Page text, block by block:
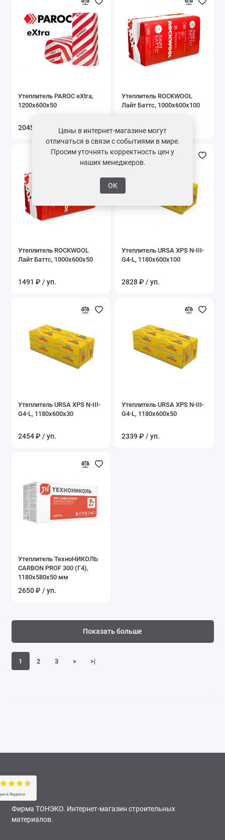
Утеплитель PAROC eXtra,
1200x600x50
2045 ₽ / уп.
Утеплитель ROCKWOOL
Лайт Баттс, 1000x600x100
1491 ₽ / уп.
Утеплитель ROCKWOOL
Лайт Баттс, 1000x600x50
1491 ₽ / уп.
Утеплитель URSA XPS N-III-
G4-L, 1180x600x100
2828 ₽ / уп.
Утеплитель URSA XPS N-III-
G4-L, 1180x600x30
2454 ₽ / уп.
Утеплитель URSA XPS N-III-
G4-L, 1180x600x50
2339 ₽ / уп.
Утеплитель ТехноНИКОЛЬ
CARBON PROF 300 (Г4),
1180x580x50 мм
2650 ₽ / уп.
1 2 3 > >|
Показать больше
Фирма ТОНЭКО. Интернет-магазин строительных
материалов.
Цены в интернет-магазине могут
отличаться в связи с событиями в мире.
Просим уточнять корректность цен у
наших менеджеров.
ОК